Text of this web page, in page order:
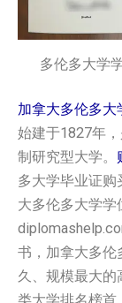
多伦多大学
加拿大多伦多大
始建于1827年
制研究型大学。
多大学毕业证
大多伦多大学学
书，加拿大多伦
久、规模最大